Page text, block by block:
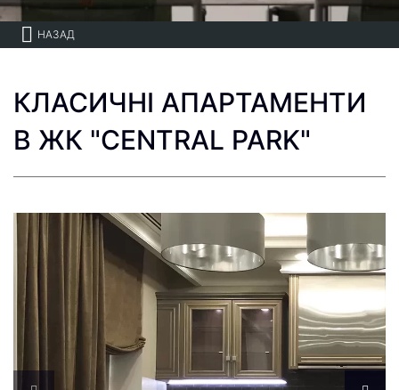
НАЗАД
КЛАСИЧНІ АПАРТАМЕНТИ
В ЖК "CENTRAL PARK"